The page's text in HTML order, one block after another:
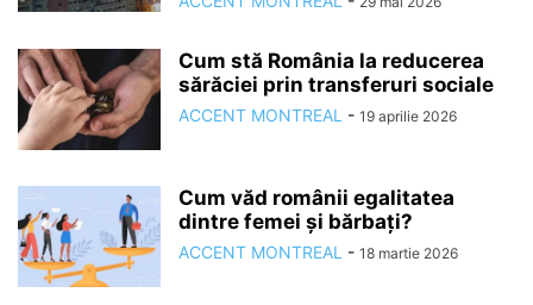
Cum stă România la reducerea
sărăciei prin transferuri sociale
ACCENT MONTREAL - 19 aprilie 2026
Cum văd românii egalitatea
dintre femei și bărbați?
ACCENT MONTREAL - 18 martie 2026